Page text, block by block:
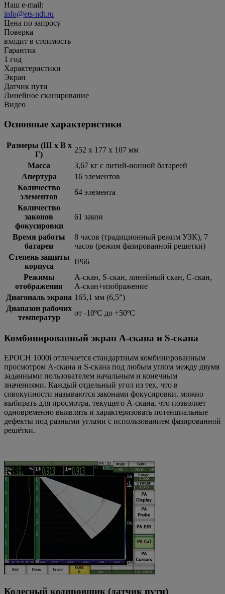
Наш e-mail:
info@ets-ndt.ru
Цена по запросу
Поверка
входит в стоимость
Гарантия
1 год
Характеристики
Экран
Датчик пути
Линейное сканирование
Видео
Основные характеристики
Размеры (Ш x В x
Г)
252 х 177 х 107 мм
Масса
3,67 кг с литий-ионной батареей
Апертура
16 элементов
Количество
элементов
64 элемента
Количество
законов
фокусировки
61 закон
Время работы
батареи
8 часов (традиционный режим УЗК), 7
часов (режим фазированной решетки)
Степень защиты
корпуса
IP66
Режимы
отображения
А-скан, S-скан, линейный скан, С-скан,
А-скан+изображение
Диагональ экрана 165,1 мм (6,5”)
Диапазон рабочих
температур
от -10ºС до +50ºС
Комбинированный экран A-скана и S-скана
EPOCH 1000i отличается стандартным комбинированным
просмотром А-скана и S-скана под любым углом между двумя
заданными пользователем начальным и конечным
значениями. Каждый отдельный угол из тех, что в
совокупности называются законами фокусировки. можно
выбирать для просмотра, текущего А-скана, что позволяет
одновременно выявлять и характеризовать потенциальные
дефекты под разными углами с использованием фазированной
решётки.
Колесный кодировщик (датчик пути)